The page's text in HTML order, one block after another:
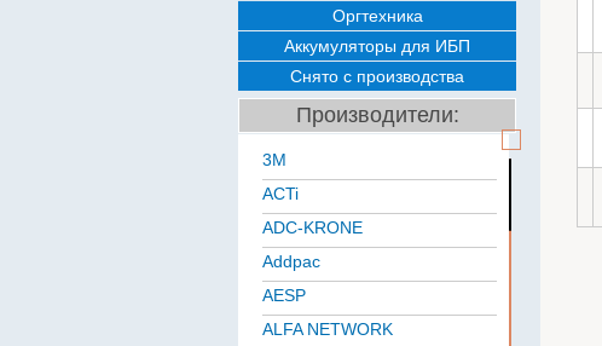
Оргтехника
Аккумуляторы для ИБП
Снято с производства
Производители:
3M
ACTi
ADC-KRONE
Addpac
AESP
ALFA NETWORK